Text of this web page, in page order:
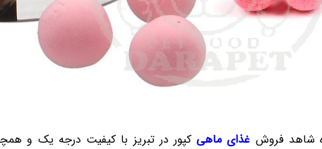
شاهد فروش غذای ماهیکپور در تبریز با کیفیت درجه یک و